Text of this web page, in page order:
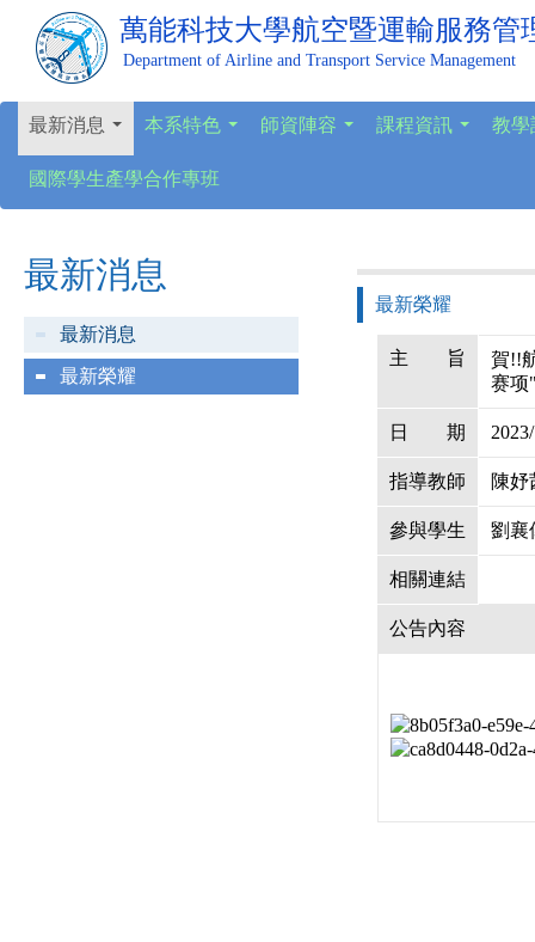
萬能科技大學航空暨運輸服務管
Department of Airline and Transport Service Management
最新消息 本系特色 師資陣容 課程資訊 教學
國際學生產學合作專班
最新消息
最新消息
最新榮耀
最新榮耀
主 旨
賀!!
赛项
日 期
指導教師 陳妤
參與學生 劉襄
相關連結
公告內容